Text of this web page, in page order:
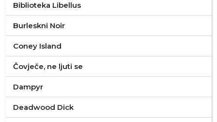
Biblioteka Libellus
Burleskni Noir
Coney Island
Čovječe, ne ljuti se
Dampyr
Deadwood Dick